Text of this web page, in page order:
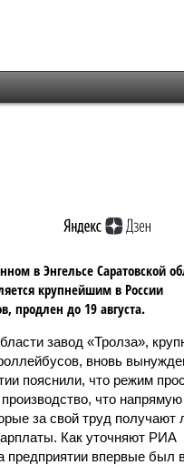
в Энгельсе Саратовской
крупнейшим в России
продлен до 19 августа.
завод «Тролза»,
вновь
пояснили, что режим
что
за свой труд получают
Как уточняют РИА
предприятии впервые был